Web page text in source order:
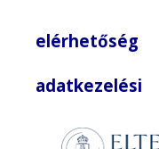
elérhetőség